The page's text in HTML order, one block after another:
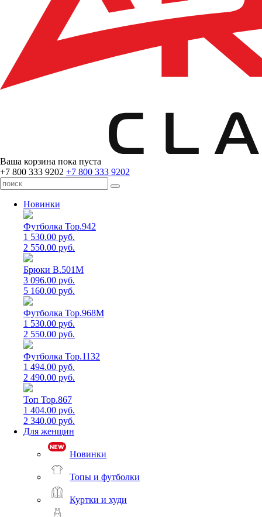
Ваша корзина пока пуста
+7 800 333 9202 +7 800 333 9202
Новинки
Футболка Top.942
1 530.00 руб.
2 550.00 руб.
Брюки B.501M
3 096.00 руб.
5 160.00 руб.
Футболка Top.968M
1 530.00 руб.
2 550.00 руб.
Футболка Top.1132
1 494.00 руб.
2 490.00 руб.
Топ Top.867
1 404.00 руб.
2 340.00 руб.
Для женщин
Новинки
Топы и футболки
Куртки и худи